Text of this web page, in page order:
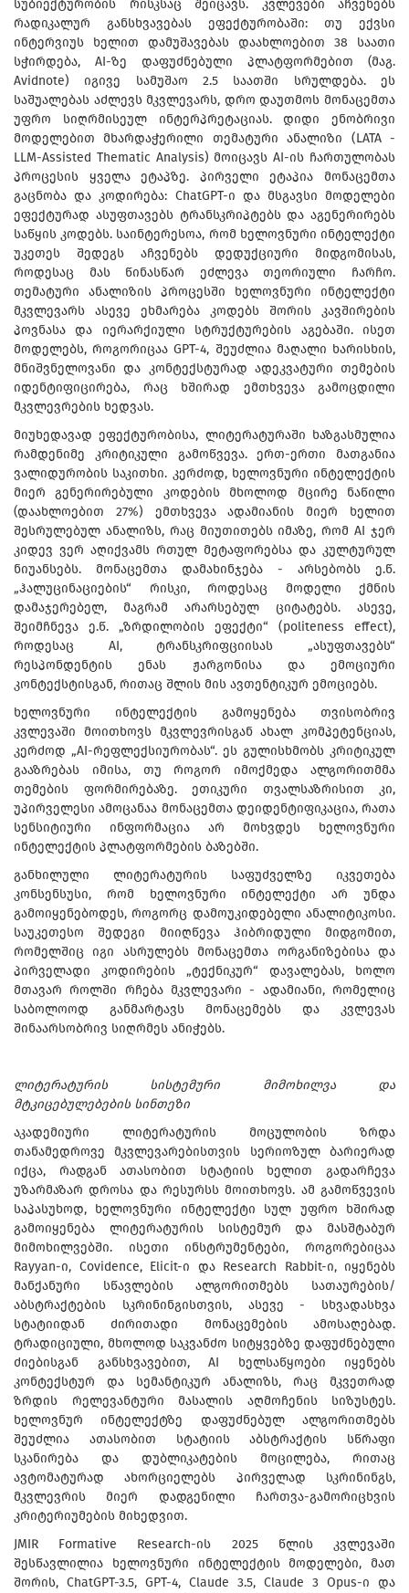
სუბიექტურობის რისკსაც შეიცავს. კვლევები აჩვენებს
რადიკალურ განსხვავებას ეფექტურობაში: თუ ექვსი
ინტერვიუს ხელით დამუშავებას დაახლოებით 38 საათი
სჭირდება, AI-ზე დაფუძნებული პლატფორმებით (მაგ.
Avidnote) იგივე სამუშაო 2.5 საათში სრულდება. ეს
საშუალებას აძლევს მკვლევარს, დრო დაუთმოს მონაცემთა
უფრო სიღრმისეულ ინტერპრეტაციას. დიდი ენობრივი
მოდელებით მხარდაჭერილი თემატური ანალიზი (LATA -
LLM-Assisted Thematic Analysis) მოიცავს AI-ის ჩართულობას
პროცესის ყველა ეტაპზე. პირველი ეტაპია მონაცემთა
გაცნობა და კოდირება: ChatGPT-ი და მსგავსი მოდელები
ეფექტურად ასუფთავებს ტრანსკრიპტებს და აგენერირებს
საწყის კოდებს. საინტერესოა, რომ ხელოვნური ინტელექტი
უკეთეს შედეგს აჩვენებს დედუქციური მიდგომისას,
როდესაც მას წინასწარ ეძლევა თეორიული ჩარჩო.
თემატური ანალიზის პროცესში ხელოვნური ინტელექტი
მკვლევარს ასევე ეხმარება კოდებს შორის კავშირების
პოვნასა და იერარქიული სტრუქტურების აგებაში. ისეთ
მოდელებს, როგორიცაა GPT-4, შეუძლია მაღალი ხარისხის,
მნიშვნელოვანი და კონტექსტურად ადეკვატური თემების
იდენტიფიცირება, რაც ხშირად ემთხვევა გამოცდილი
მკვლევრების ხედვას.
მიუხედავად ეფექტურობისა, ლიტერატურაში ხაზგასმულია
რამდენიმე კრიტიკული გამოწვევა. ერთ-ერთი მათგანია
ვალიდურობის საკითხი. კერძოდ, ხელოვნური ინტელექტის
მიერ გენერირებული კოდების მხოლოდ მცირე ნაწილი
(დაახლოებით 27%) ემთხვევა ადამიანის მიერ ხელით
შესრულებულ ანალიზს, რაც მიუთითებს იმაზე, რომ AI ჯერ
კიდევ ვერ აღიქვამს რთულ მეტაფორებსა და კულტურულ
ნიუანსებს. მონაცემთა დამახინჯება - არსებობს ე.წ.
„ჰალუცინაციების“ რისკი, როდესაც მოდელი ქმნის
დამაჯერებელ, მაგრამ არარსებულ ციტატებს. ასევე,
შეიმჩნევა ე.წ. „ზრდილობის ეფექტი“ (politeness effect),
როდესაც AI, ტრანსკრიფციისას „ასუფთავებს“
რესპონდენტის ენას ჟარგონისა და ემოციური
კონტექსტისგან, რითაც შლის მის ავთენტიკურ ემოციებს.
ხელოვნური ინტელექტის გამოყენება თვისობრივ
კვლევაში მოითხოვს მკვლევრისგან ახალ კომპეტენციას,
კერძოდ „AI-რეფლექსიურობას“. ეს გულისხმობს კრიტიკულ
გააზრებას იმისა, თუ როგორ იმოქმედა ალგორითმმა
თემების ფორმირებაზე. ეთიკური თვალსაზრისით კი,
უპირველესი ამოცანაა მონაცემთა დეიდენტიფიკაცია, რათა
სენსიტიური ინფორმაცია არ მოხვდეს ხელოვნური
ინტელექტის პლატფორმების ბაზებში.
განხილული ლიტერატურის საფუძველზე იკვეთება
კონსენსუსი, რომ ხელოვნური ინტელექტი არ უნდა
გამოიყენებოდეს, როგორც დამოუკიდებელი ანალიტიკოსი.
საუკეთესო შედეგი მიიღწევა ჰიბრიდული მიდგომით,
რომელშიც იგი ასრულებს მონაცემთა ორგანიზებისა და
პირველადი კოდირების „ტექნიკურ“ დავალებას, ხოლო
მთავარ როლში რჩება მკვლევარი - ადამიანი, რომელიც
საბოლოოდ განმარტავს მონაცემებს და კვლევას
შინაარსობრივ სიღრმეს ანიჭებს.
ლიტერატურის სისტემური მიმოხილვა და
მტკიცებულებების სინთეზი
აკადემიური ლიტერატურის მოცულობის ზრდა
თანამედროვე მკვლევარებისთვის სერიოზულ ბარიერად
იქცა, რადგან ათასობით სტატიის ხელით გადარჩევა
უზარმაზარ დროსა და რესურსს მოითხოვს. ამ გამოწვევის
საპასუხოდ, ხელოვნური ინტელექტი სულ უფრო ხშირად
გამოიყენება ლიტერატურის სისტემურ და მასშტაბურ
მიმოხილვებში. ისეთი ინსტრუმენტები, როგორებიცაა
Rayyan-ი, Covidence, Elicit-ი და Research Rabbit-ი, იყენებს
მანქანური სწავლების ალგორითმებს სათაურების/
აბსტრაქტების სკრინინგისთვის, ასევე - სხვადასხვა
სტატიიდან ძირითადი მონაცემების ამოსაღებად.
ტრადიციული, მხოლოდ საკვანძო სიტყვებზე დაფუძნებული
ძიებისგან განსხვავებით, AI ხელსაწყოები იყენებს
კონტექსტურ და სემანტიკურ ანალიზს, რაც მკვეთრად
ზრდის რელევანტური მასალის აღმოჩენის სიზუსტეს.
ხელოვნურ ინტელექტზე დაფუძნებულ ალგორითმებს
შეუძლია ათასობით სტატიის აბსტრაქტის სწრაფი
სკანირება და დუბლიკატების მოცილება, რითაც
ავტომატურად ახორციელებს პირველად სკრინინგს,
მკვლევრის მიერ დადგენილი ჩართვა-გამორიცხვის
კრიტერიუმების მიხედვით.
JMIR Formative Research-ის 2025 წლის კვლევაში
შესწავლილია ხელოვნური ინტელექტის მოდელები, მათ
შორის, ChatGPT-3.5, GPT-4, Claude 3.5, Claude 3 Opus-ი და